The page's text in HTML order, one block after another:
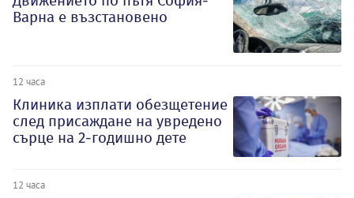
Варна е възстановено
12 часа
Клиника изплати обезщетение
след присаждане на увредено
сърце на 2-годишно дете
12 часа